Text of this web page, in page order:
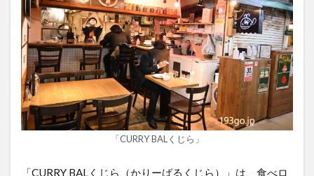
「CURRY BALくじら」
「CURRY BALくじら（かりーばるくじら）」は、食べロ